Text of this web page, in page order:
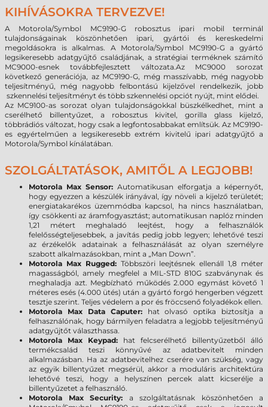
KIHÍVÁSOKRA TERVEZVE!
A Motorola/Symbol MC9190-G robosztus ipari mobil terminál
tulajdonságainak köszönhetően ipari, gyártói és kereskedelmi
megoldásokra is alkalmas. A Motorola/Symbol MC9190-G a gyártó
legsikeresebb adatgyűjtő családjának, a stratégiai terméknek számító
MC9000-esnek továbbfejlesztett változata.Az MC9000 sorozat
következő generációja, az MC9190-G, még masszívabb, még nagyobb
teljesítményű, még nagyobb felbontású kijelzővel rendelkezik, jobb
szkennelési teljesítményt és több szkennelési opciót nyújt, mint elődei.
Az MC9100-as sorozat olyan tulajdonságokkal büszkélkedhet, mint a
cserélhető billentyűzet, a robosztus kivitel, gorilla glass kijelző,
többrádiós változat, hogy csak a legfontosabbakat említsük. Az MC9190-
es egyértelműen a legsikeresebb extrém kivitelű ipari adatgyűjtő a
Motorola/Symbol kínálatában.
SZOLGÁLTATÁSOK, AMITŐL A LEGJOBB!
Motorola Max Sensor: Automatikusan elforgatja a képernyőt,
hogy egyezzen a készülék irányával, így növeli a kijelző területét;
energiatakarékos üzemmódba kapcsol, ha nincs használatban,
így csökkenti az áramfogyasztást; automatikusan naplóz minden
1,21 métert meghaladó leejtést, hogy a felhasználók
felelősségteljesebbek, a javítás pedig jobb legyen; lehetővé teszi
az érzékelők adatainak a felhasználását az olyan személyre
szabott alkalmazásokban, mint a „Man Down”.
Motorola Max Rugged:Többszöri leejtésnek ellenáll 1,8 méter
magasságból, amely megfelel a MIL-STD 810G szabványnak és
meghaladja azt. Megbízható működés 2.000 egymást követő 1
méteres esés (4.000 ütés) után a gyártó forgó hengerben végzett
tesztje szerint. Teljes védelem a por és fröccsenő folyadékok ellen.
Motorola Max Data Caputer:hat olvasó optika biztosítja a
felhasználónak, hogy bármilyen feladatra a legjobb teljesítményű
adatgyűjtőt választhassa.
Motorola Max Keypad: hat felcserélhető billentyűzetből álló
termékcsalád teszi könnyűvé az adatbevitelt minden
alkalmazásban. Ha az adatbevitelhez cserére van szükség, vagy
az egyik billentyűzet megsérül, akkor a moduláris architektúra
lehetővé teszi, hogy a helyszínen percek alatt kicserélje a
billentyűzetet a felhasználó.
Motorola Max Security: a szolgáltatásnak köszönhetően a